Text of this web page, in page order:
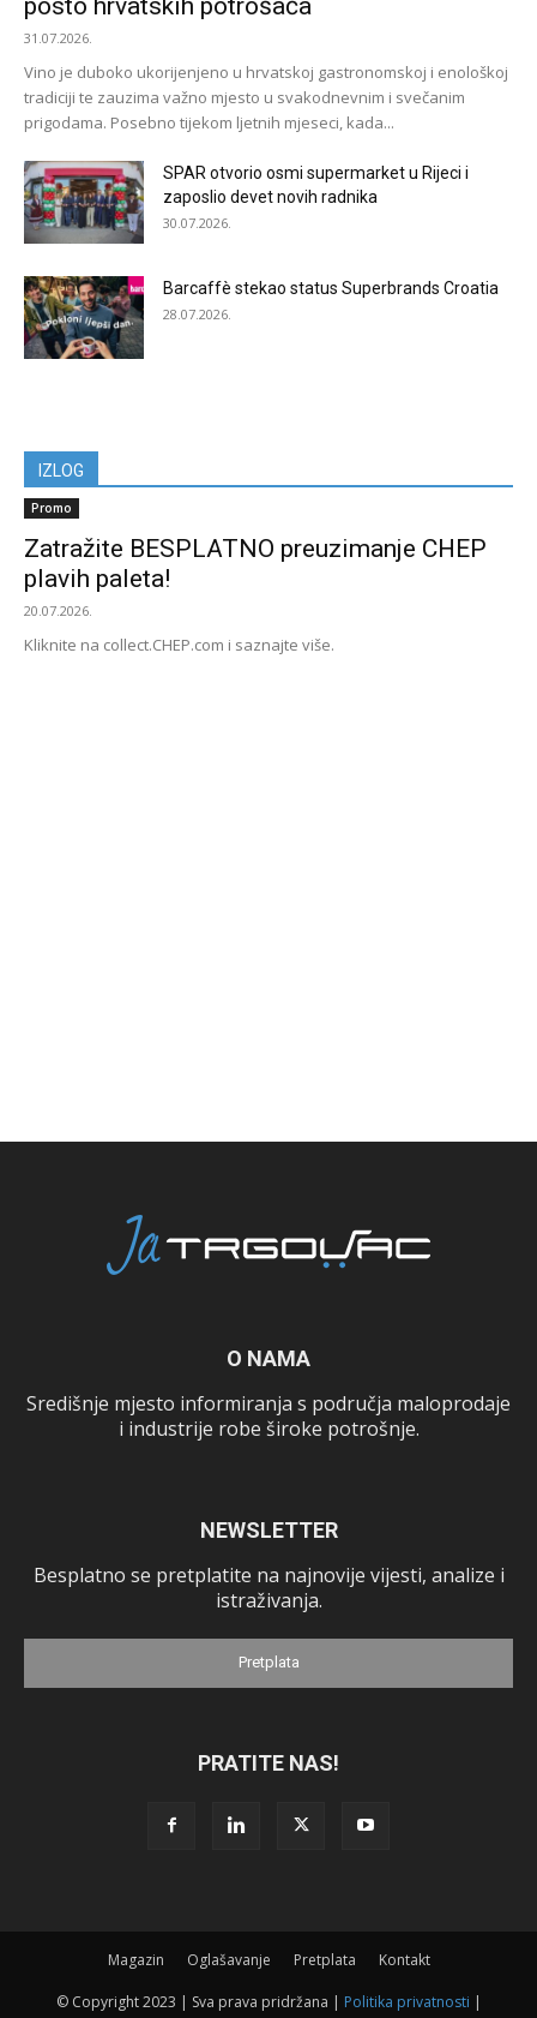
posto hrvatskih potrošača
31.07.2026.
Vino je duboko ukorijenjeno u hrvatskoj gastronomskoj i enološkoj
tradiciji te zauzima važno mjesto u svakodnevnim i svečanim
prigodama. Posebno tijekom ljetnih mjeseci, kada...
SPAR otvorio osmi supermarket u Rijeci i
zaposlio devet novih radnika
30.07.2026.
Barcaffè stekao status Superbrands Croatia
28.07.2026.
IZLOG
Promo
Zatražite BESPLATNO preuzimanje CHEP
plavih paleta!
20.07.2026.
Kliknite na collect.CHEP.com i saznajte više.
O NAMA
Središnje mjesto informiranja s područja maloprodaje
i industrije robe široke potrošnje.
NEWSLETTER
Besplatno se pretplatite na najnovije vijesti, analize i
istraživanja.
Pretplata
PRATITE NAS!
Magazin Oglašavanje Pretplata Kontakt
© Copyright 2023 | Sva prava pridržana | Politika privatnosti |